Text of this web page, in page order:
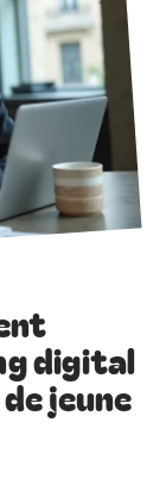
digital
jeune